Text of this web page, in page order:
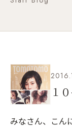
１
みなさん、こん